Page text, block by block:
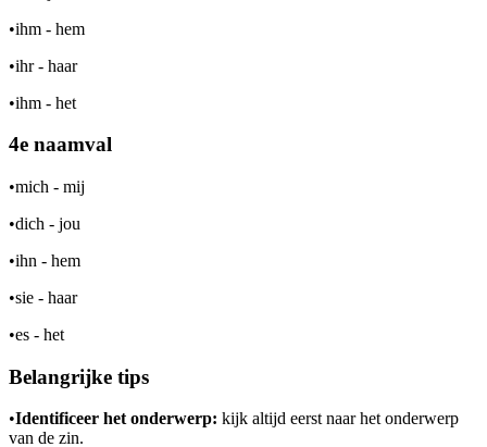
•ihm - hem
•ihr - haar
•ihm - het
4e naamval
•mich - mij
•dich - jou
•ihn - hem
•sie - haar
•es - het
Belangrijke tips
•Identificeer het onderwerp: kijk altijd eerst naar het onderwerp
van de zin.